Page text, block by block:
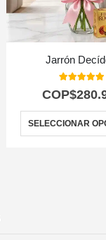
Jarrón
5.00
COP$
SELECCIONAR